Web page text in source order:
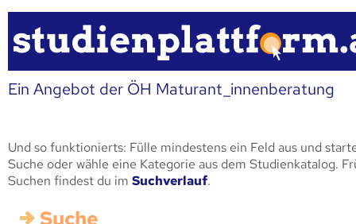
Ein Angebot der ÖH Maturant_innenberatung
Und so funktionierts: Fülle mindestens ein Feld aus und
Suche oder wähle eine Kategorie aus dem Studienkatalog.
Suchen findest du im Suchverlauf.
Suche